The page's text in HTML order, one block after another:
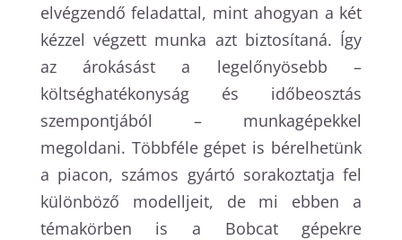
elvégzendő feladattal, mint ahogyan a két
kézzel végzett munka azt biztosítaná. Így
az árokásást a legelőnyösebb –
költséghatékonyság és időbeosztás
szempontjából – munkagépekkel
megoldani. Többféle gépet is bérelhetünk
a piacon, számos gyártó sorakoztatja fel
különböző modelljeit, de mi ebben a
témakörben is a Bobcat gépekre